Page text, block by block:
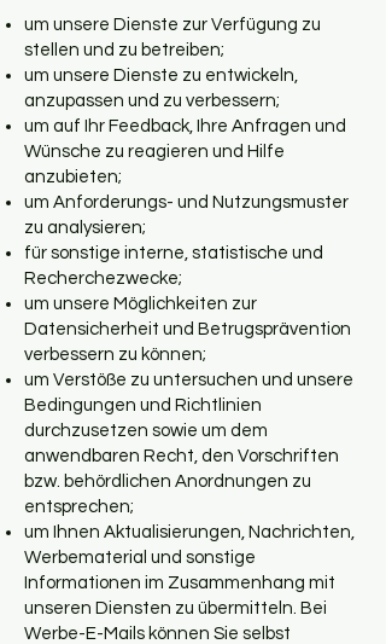
um unsere Dienste zur Verfügung zu
stellen und zu betreiben;
um unsere Dienste zu entwickeln,
anzupassen und zu verbessern;
um auf Ihr Feedback, Ihre Anfragen und
Wünsche zu reagieren und Hilfe
anzubieten;
um Anforderungs- und Nutzungsmuster
zu analysieren;
für sonstige interne, statistische und
Recherchezwecke;
um unsere Möglichkeiten zur
Datensicherheit und Betrugsprävention
verbessern zu können;
um Verstöße zu untersuchen und unsere
Bedingungen und Richtlinien
durchzusetzen sowie um dem
anwendbaren Recht, den Vorschriften
bzw. behördlichen Anordnungen zu
entsprechen;
um Ihnen Aktualisierungen, Nachrichten,
Werbematerial und sonstige
Informationen im Zusammenhang mit
unseren Diensten zu übermitteln. Bei
Werbe-E-Mails können Sie selbst